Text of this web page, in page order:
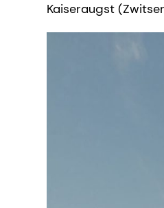
Kaiseraugst